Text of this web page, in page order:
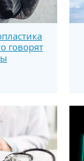
говорят